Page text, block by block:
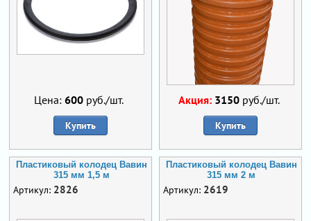
Цена: 600 руб./шт.
Купить
Акция: 3150руб./шт.
Купить
Пластиковый колодец Вавин
315 мм 1,5 м
Артикул: 2826
Пластиковый колодец Вавин
315 мм 2 м
Артикул: 2619